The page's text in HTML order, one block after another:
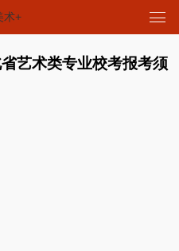
艺术类专业校考报考须